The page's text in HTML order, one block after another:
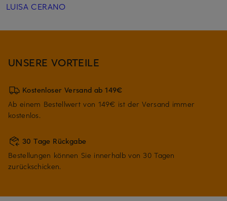
LUISA CERANO
UNSERE VORTEILE
Kostenloser Versand ab 149€
Ab einem Bestellwert von 149€ ist der Versand immer
kostenlos.
30 Tage Rückgabe
Bestellungen können Sie innerhalb von 30 Tagen
zurückschicken.